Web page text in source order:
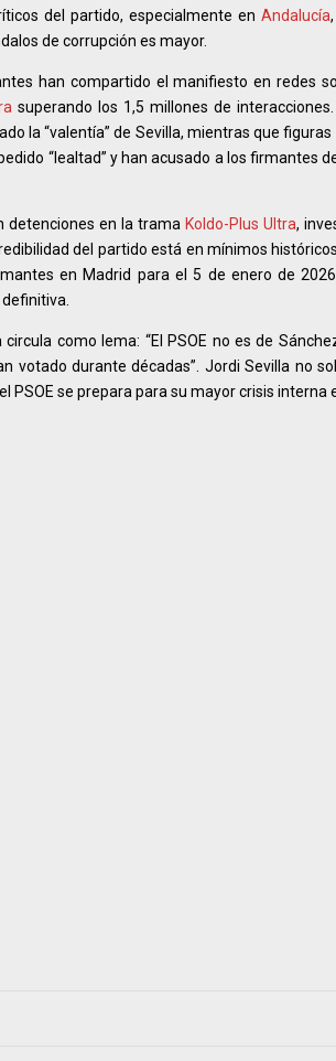
del partido, especialmente en Andalucía,
de corrupción es mayor.
han compartido el manifiesto en redes
superando los 1,5 millones de
la “valentía” de Sevilla, mientras que figuras
“lealtad” y han acusado a los firmantes
detenciones en la trama Koldo-Plus Ultra,
del partido está en mínimos
en Madrid para el 5 de enero de
como lema: “El PSOE no es de
votado durante décadas”. Jordi Sevilla no
se prepara para su mayor crisis interna